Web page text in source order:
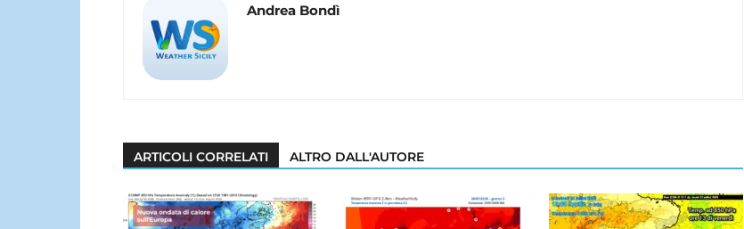
Andrea Bondì
ARTICOLI CORRELATI ALTRO DALL'AUTORE